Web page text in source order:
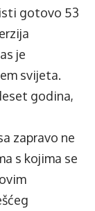
gotovo 53
je
svijeta.
godina,
zapravo ne
s kojima se